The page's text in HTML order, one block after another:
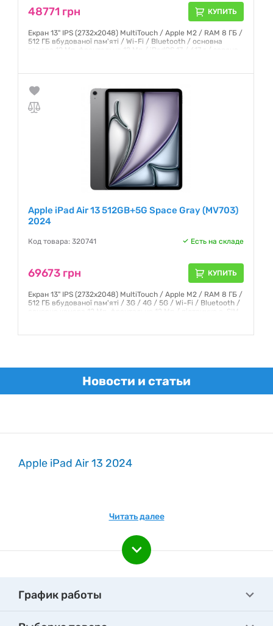
48771 грн КУПИТЬ
Екран 13" IPS (2732x2048) MultiTouch / Apple M2 / RAM 8 ГБ /
512 ГБ вбудованої пам'яті / Wi-Fi / Bluetooth / основна
камера 12 Мп, фронтальна 12 Мп / iPadOS 17 / 617 г / зоряне
Гарантия:6 месяцев
Apple iPad Air 13 512GB+5G Space Gray (MV703)
2024
Код товара: 320741 Есть на складе
69673 грн КУПИТЬ
Екран 13" IPS (2732x2048) MultiTouch / Apple M2 / RAM 8 ГБ /
512 ГБ вбудованої пам'яті / 3G / 4G / 5G / Wi-Fi / Bluetooth /
основна камера 12 Мп, фронтальна 12 Мп / підтримка e-SIM
Гарантия:6 месяцев
Новости и статьи
Apple iPad Air 13 2024
Читать далее
График работы